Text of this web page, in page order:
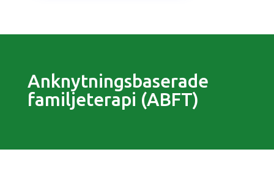
Anknytningsbaserade
familjeterapi (ABFT)